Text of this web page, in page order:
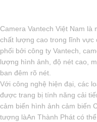
Camera Vantech Việt Nam
chất lượng cao trong lĩnh
phối bởi công ty Vantech,
lượng hình ảnh, độ nét cao,
ban đêm rõ nét.
Với công nghệ hiện đại, các
được trang bị tính năng cải
cảm biến hình ảnh cảm biến
tượng làAn Thành Phát có